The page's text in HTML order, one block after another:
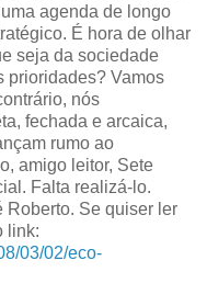
agenda de longo
É hora de olhar
seja da sociedade
prioridades? Vamos
nós
fechada e arcaica,
rumo ao
amigo leitor, Sete
Falta realizá-lo.
Roberto. Se quiser ler
link:
03/02/eco-